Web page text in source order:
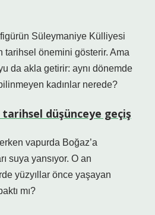
Süleymaniye Külliyesi
tarihsel önemini gösterir. Ama
da akla getirir: aynı dönemde
kadınlar nerede?
düşünceye geçiş
vapurda Boğaz’a
suya yansıyor. O an
yüzyıllar önce yaşayan
mı?